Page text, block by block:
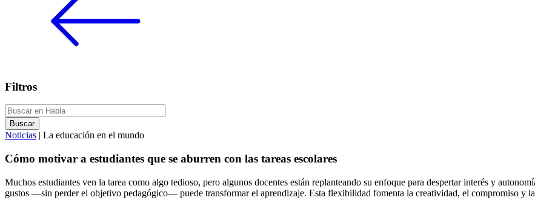
Filtros
Noticias | La educación en el mundo
Cómo motivar a estudiantes que se aburren con las tareas escolares
Muchos estudiantes ven la tarea como algo tedioso, pero algunos docentes están replanteando su enfoque para despertar interés y
gustos —sin perder el objetivo pedagógico— puede transformar el aprendizaje. Esta flexibilidad fomenta la creatividad, el compromiso y la